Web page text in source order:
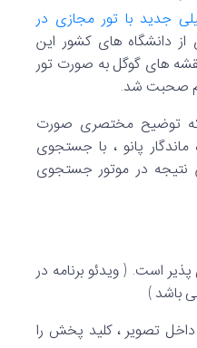
جدید با تور مجازی در
دانشگاه های کشور این
های گوگل به صورت تور
صحبت شد.
توضیح مختصری صورت
پانو ، با جستجوی
نتیجه در موتور جستجوی
است. ( ویدئو برنامه در
باشد )
تصویر ، کلید پخش را